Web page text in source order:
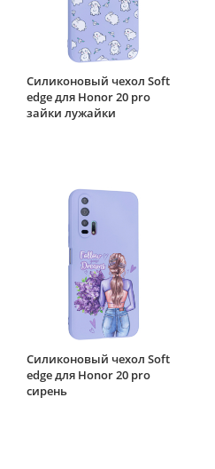
Силиконовый чехол Soft
edge для Honor 20 pro
зайки лужайки
Силиконовый чехол Soft
edge для Honor 20 pro
сирень